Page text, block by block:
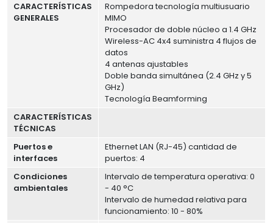
CARACTERÍSTICAS
GENERALES
Rompedora tecnología multiusuario
MIMO
Procesador de doble núcleo a 1.4 GHz
Wireless-AC 4x4 suministra 4 flujos de
datos
4 antenas ajustables
Doble banda simultánea (2.4 GHz y 5
GHz)
Tecnología Beamforming
CARACTERÍSTICAS
TÉCNICAS
Puertos e
interfaces
Ethernet LAN (RJ-45) cantidad de
puertos: 4
Condiciones
ambientales
Intervalo de temperatura operativa: 0
- 40 °C
Intervalo de humedad relativa para
funcionamiento: 10 - 80%